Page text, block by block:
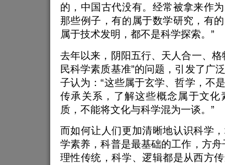
的，中国古代没有。经常被拿来作
那些例子，有的属于数学研究，有
属于技术发明，都不是科学探索。”
去年以来，阴阳五行、天人合一、格
民科学素质基准”的问题，引发了广
子认为：“这些属于玄学、哲学，不
传承关系，了解这些概念属于文化
质，不能将文化与科学混为一谈。”
而如何让人们更加清晰地认识科学
学素养，科普是最基础的工作，方舟
理性传统，科学、逻辑都是从西方